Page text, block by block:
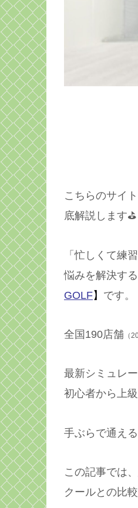
こちらのサイト
底解説します⛳️
「忙しくて練
悩みを解決す
GOLF】 です。
全国190店舗 （
最新シミュレ
初心者から上
手ぶらで通え
この記事では、
クールとの比